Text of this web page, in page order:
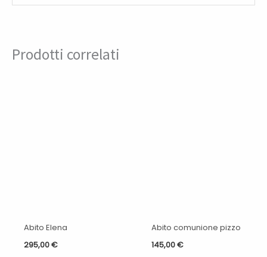
Prodotti correlati
Abito Elena
295,00€
Abito comunione pizzo
145,00€